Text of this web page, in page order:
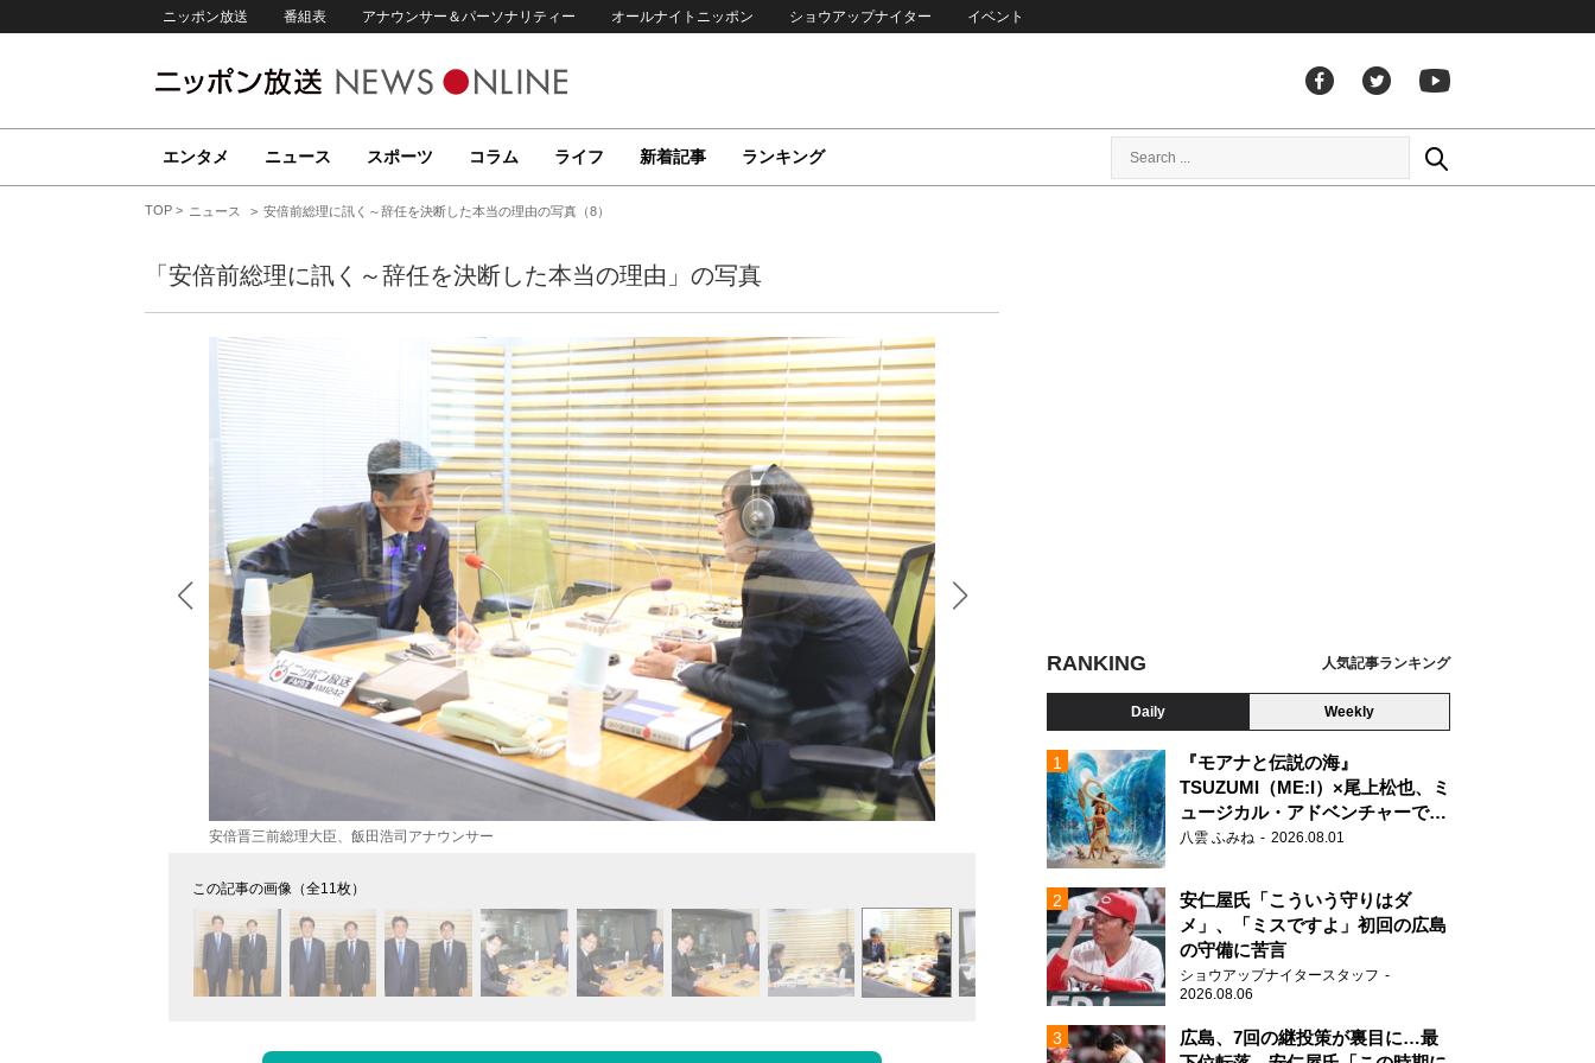
ニッポン放送 番組表 アナウンサー＆パーソナリティー オールナイトニッポン ショウアップナイター イベント
エンタメ ニュース スポーツ コラム ライフ 新着記事 ランキング
TOP ニュース 安倍前総理に訊く～辞任を決断した本当の理由の写真（8）
「安倍前総理に訊く～辞任を決断した本当の理由」の写真
安倍晋三前総理大臣、飯田浩司アナウンサー 安倍晋三前総理大臣、飯田浩司アナウンサー
この記事の画像（全11枚）
RANKING 人気記事ランキング
Daily Weekly
『モアナと伝説の海』
TSUZUMI（ME:I）×尾上松也、ミ
ュージカル・アドベンチャーで美
声を響かせる
八雲 ふみね 2026.08.01
安仁屋氏「こういう守りはダ
メ」、「ミスですよ」初回の広島
の守備に苦言
ショウアップナイタースタッフ
2026.08.06
広島、7回の継投策が裏目に…最